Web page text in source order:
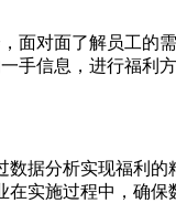
面对面了解员工的需
手信息，进行福利
数据分析实现福利
在实施过程中，确